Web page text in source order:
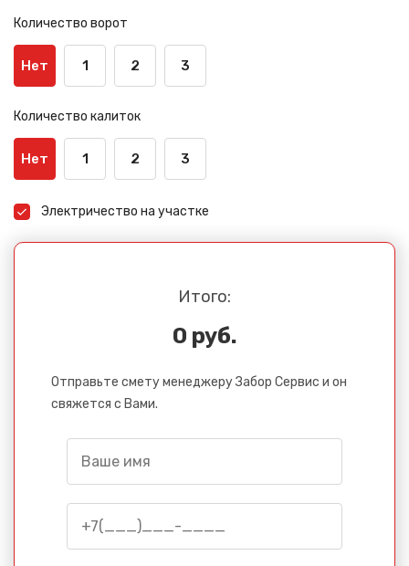
Количество ворот
Нет 1 2 3
Количество калиток
Нет 1 2 3
Электричество на участке
Итого:
0 руб.
Отправьте смету менеджеру Забор Сервис и он
свяжется с Вами.